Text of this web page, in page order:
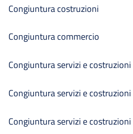
Congiuntura costruzioni
Congiuntura commercio
Congiuntura servizi e
Congiuntura servizi e
Congiuntura servizi e